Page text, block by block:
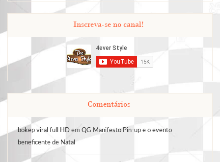
Inscreva-se no canal!
Comentários
bokep viral full HD em QG Manifesto Pin-up e o evento
beneficente de Natal